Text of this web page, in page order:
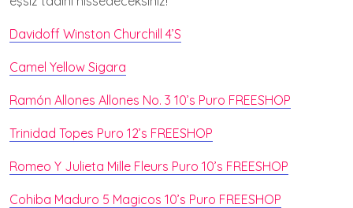
Davidoff Winston Churchill 4’S
Camel Yellow Sigara
Ramón Allones Allones No. 3 10’s Puro FREESHOP
Trinidad Topes Puro 12’s FREESHOP
Romeo Y Julieta Mille Fleurs Puro 10’s FREESHOP
Cohiba Maduro 5 Magicos 10’s Puro FREESHOP